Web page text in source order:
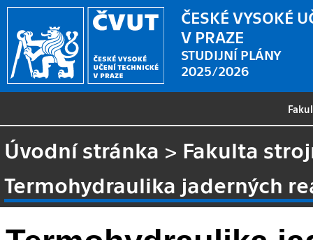
ČESKÉ VYSOKÉ
V PRAZE
STUDIJNÍ PLÁNY
2025/2026
Úvodní stránka > Fakulta
Termohydraulika jaderných